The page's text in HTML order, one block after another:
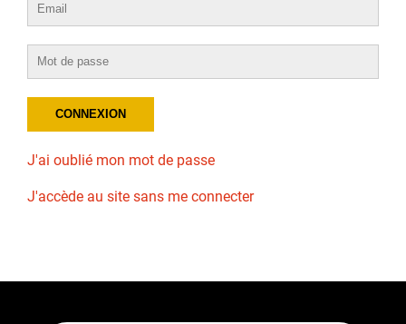
J'ai oublié mon mot de passe
J'accède au site sans me connecter